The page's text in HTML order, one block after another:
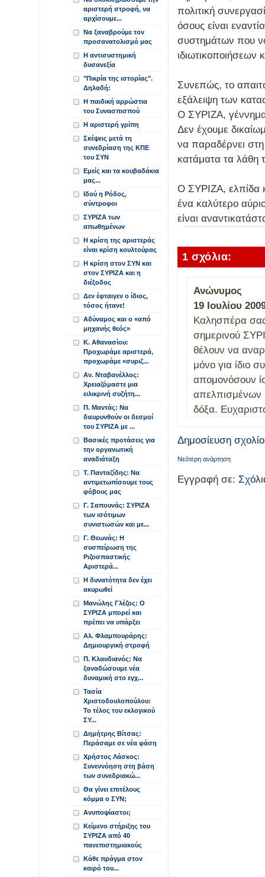
πολιτική
όσους είναι
συστημάτων που
ιδιωτικοποιήσεων
Συνεπώς, το
εξάλειψη των
Ο ΣΥΡΙΖΑ,
Δεν έχουμε
να παραδέρνει
κατάματα τα λάθη
Ο ΣΥΡΙΖΑ, ελπίδα
ένα καλύτερο
είναι
1 σχόλια:
Ανώνυμος
19 Ιουλίου
Καλησπέρα
σημερινού
θέλουν να
μόνο για ίδιο
απομονόσουν
απελπισμένων
δόξα.
Δημοσίευση
Νεότερη ανάρτηση
Εγγραφή σε:
αριστερή στροφή, να
αρχίσουμε...
Να ξαναβρούμε τον
προσανατολισμό μας
Η αντισυστημική
δυσανεξία
"Πικρία της ιστορίας".
Δηλαδή:
Η παιδική αρρώστια
του Συνασπισπού
Η αριστερή γρίπη
Σκέψεις μετά τη
συνεδρίαση της ΚΠΕ
του ΣΥΝ
Εμείς και τα κουβαδάκια
μας...
Ιδού η Ρόδος,
σύντροφοι
ΣΥΡΙΖΑ των
απωθημένων
Η κρίση της αριστεράς
είναι κρίση κουλτούρας
Η κρίση στον ΣΥΝ και
στον ΣΥΡΙΖΑ και η
διέξοδος
Δεν έφταιγεν ο ίδιος,
τόσος ήτανε!
Αδύναμος και ο «από
μηχανής θεός»
Κ. Αθανασίου:
Προχωράμε αριστερά,
προχωράμε «συριζ...
Αν. Νταβανέλλος:
Χρειαζόμαστε μια
ειλικρινή συζήτη...
Π. Μαντάς: Να
διευρυνθούν οι δεσμοί
του ΣΥΡΙΖΑ με ...
Βασικές προτάσεις για
την οργανωτική
αναδιάταξη
Τ. Πανταζίδης: Να
αντιμετωπίσουμε τους
φόβους μας
Γ. Σαπουνάς: ΣΥΡΙΖΑ
των ισότιμων
συνιστωσών και με...
Γ. Θεωνάς: Η
συσπείρωση της
Ριζοσπαστικής
Αριστερά...
Η δυνατότητα δεν έχει
ακυρωθεί
Μανώλης Γλέζος: Ο
ΣΥΡΙΖΑ μπορεί και
πρέπει να υπάρξει
Αλ. Φλαμπουράρης:
Δημιουργική στροφή
Π. Κλαυδιανός: Να
ξαναδώσουμε νέα
δυναμική στο εγχ...
Τασία
Χριστοδουλοπούλου:
Το τέλος του εκλογικού
ΣΥ...
Δημήτρης Βίτσας:
Περάσαμε σε νέα φάση
Χρήστος Λάσκος:
Συνεννόηση στη βάση
των συνεδριακώ...
Θα γίνει επιτέλους
κόμμα ο ΣΥΝ;
Ανυποψίαστοι;
Κείμενο στήριξης του
ΣΥΡΙΖΑ από 40
πανεπιστημιακούς
Κάθε πράγμα στον
καιρό του...